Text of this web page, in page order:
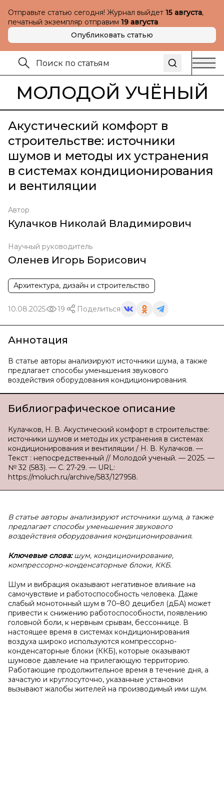
Отправьте статью сегодня! Журнал выйдет 15 августа,
печатный экземпляр отправим 19 августа
Опубликовать статью
МОЛОДОЙ УЧЁНЫЙ
Акустический комфорт в
строительстве: источники
шумов и методы их устранения
в системах кондиционирования
и вентиляции
Автор
Кулачков Николай Владимирович
Научный руководитель
Оленев Игорь Борисович
Архитектура, дизайн и строительство
10.08.2025 19 Поделиться
Аннотация
В статье авторы анализируют источники шума, а также
предлагает способы уменьшения звукового
воздействия оборудования кондиционирования.
Библиографическое описание
Кулачков, Н. В. Акустический комфорт в строительстве:
источники шумов и методы их устранения в системах
кондиционирования и вентиляции / Н. В. Кулачков. —
Текст : непосредственный // Молодой ученый. — 2025. —
№ 32 (583). — С. 27-29. — URL:
https://moluch.ru/archive/583/127958.
В статье авторы анализируют источники шума, а также
предлагает способы уменьшения звукового
воздействия оборудования кондиционирования.
Ключевые слова:шум, кондиционирование,
компрессорно-конденсаторные блоки, ККБ.
Шум и вибрация оказывают негативное влияние на
самочувствие и работоспособность человека. Даже
слабый монотонный шум в 70–80 децибел (дБА) может
привести к снижению работоспособности, появлению
головной боли, к нервным срывам, бессоннице. В
настоящее время в системах кондиционирования
воздуха широко используются компрессорно-
конденсаторные блоки (ККБ), которые оказывают
шумовое давление на прилегающую территорию.
Работающие продолжительное время в течение дня, а
зачастую и круглосуточно, указанные установки
вызывают жалобы жителей на производимый ими шум.